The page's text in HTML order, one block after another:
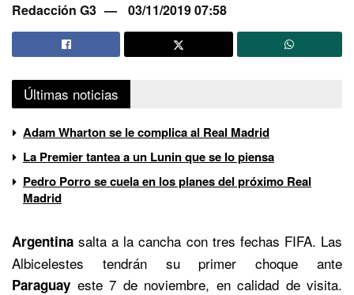
Redacción G3 03/11/2019 07:58
Últimas noticias
Adam Wharton se le complica al Real Madrid
La Premier tantea a un Lunin que se lo piensa
Pedro Porro se cuela en los planes del próximo Real
Madrid
Argentina salta a la cancha con tres fechas FIFA. Las
Albicelestes tendrán su primer choque ante
Paraguay este 7 de noviembre, en calidad de visita.